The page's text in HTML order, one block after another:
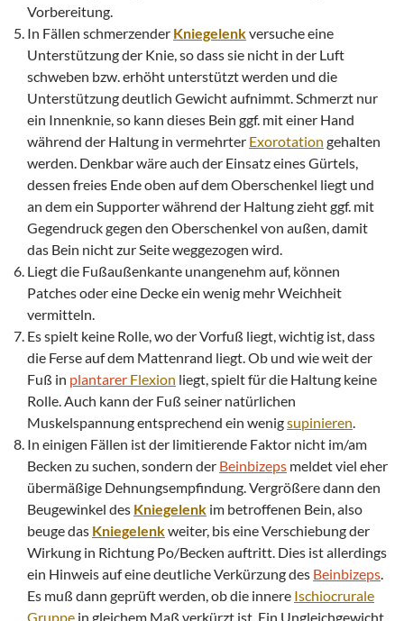
Vorbereitung.
In Fällen schmerzender Kniegelenkversuche eine
Unterstützung der Knie, so dass sie nicht in der Luft
schweben bzw. erhöht unterstützt werden und die
Unterstützung deutlich Gewicht aufnimmt. Schmerzt nur
ein Innenknie, so kann dieses Bein ggf. mit einer Hand
während der Haltung in vermehrter Exorotation gehalten
werden. Denkbar wäre auch der Einsatz eines Gürtels,
dessen freies Ende oben auf dem Oberschenkel liegt und
an dem ein Supporter während der Haltung zieht ggf. mit
Gegendruck gegen den Oberschenkel von außen, damit
das Bein nicht zur Seite weggezogen wird.
Liegt die Fußaußenkante unangenehm auf, können
Patches oder eine Decke ein wenig mehr Weichheit
vermitteln.
Es spielt keine Rolle, wo der Vorfuß liegt, wichtig ist, dass
die Ferse auf dem Mattenrand liegt. Ob und wie weit der
Fuß in plantarer Flexion liegt, spielt für die Haltung keine
Rolle. Auch kann der Fuß seiner natürlichen
Muskelspannung entsprechend ein wenigsupinieren.
In einigen Fällen ist der limitierende Faktor nicht im/am
Becken zu suchen, sondern der Beinbizeps meldet viel eher
übermäßige Dehnungsempfindung. Vergrößere dann den
Beugewinkel des Kniegelenk im betroffenen Bein, also
beuge das Kniegelenkweiter, bis eine Verschiebung der
Wirkung in Richtung Po/Becken auftritt. Dies ist allerdings
ein Hinweis auf eine deutliche Verkürzung des Beinbizeps.
Es muß dann geprüft werden, ob die innere Ischiocrurale
Gruppe in gleichem Maß verkürzt ist. Ein Ungleichgewicht